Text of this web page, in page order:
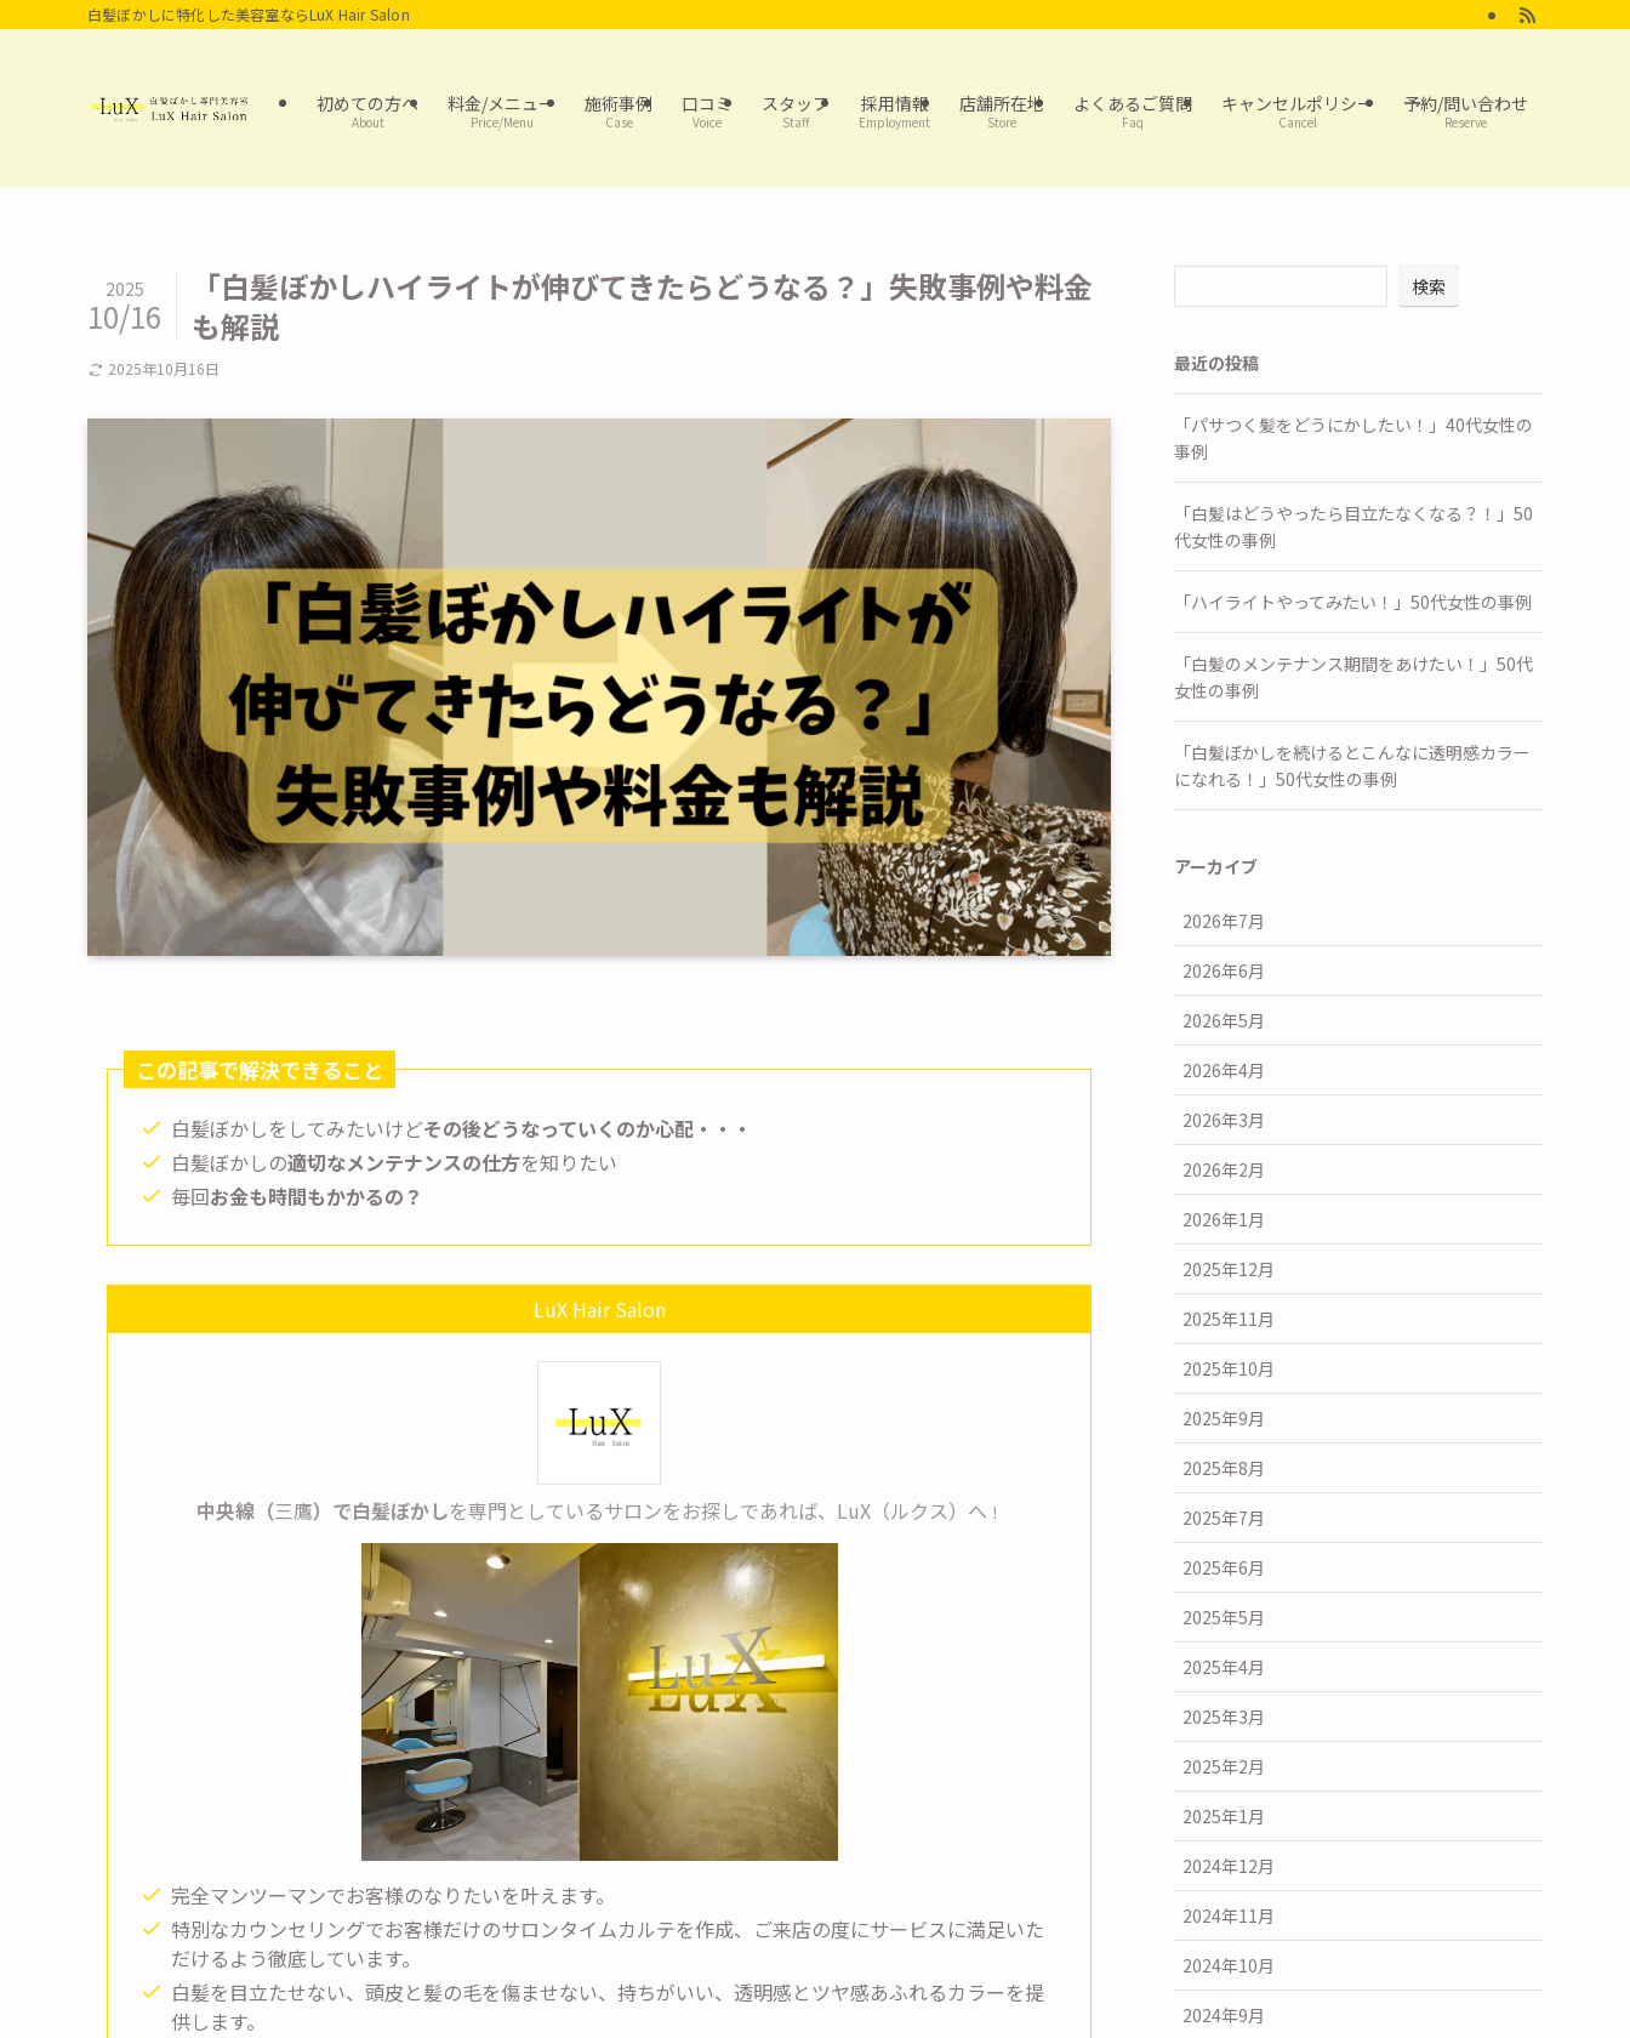
白髪ぼかしに特化した美容室ならLuX Hair Salon
初めての方へ
About
料金/メニュー
Price/Menu
施術事例
Case
口コミ
Voice
スタッフ
Staff
採用情報
Employment
店舗所在地
Store
よくあるご質問
Faq
キャンセルポリシー
Cancel
予約/問い合わせ
Reserve
「白髪ぼかしハイライトが伸びてきたらどうなる？」失敗事例や料金
も解説
2025
10/16
2025年10月16日
この記事で解決できること
白髪ぼかしをしてみたいけどその後どうなっていくのか心配・・・
白髪ぼかしの適切なメンテナンスの仕方を知りたい
毎回お金も時間もかかるの？
LuX Hair Salon
中央線（三鷹）で白髪ぼかしを専門としているサロンをお探しであれば、LuX（ルクス）へ ！
完全マンツーマンでお客様のなりたいを叶えます。
特別なカウンセリングでお客様だけのサロンタイムカルテを作成、ご来店の度にサービスに満足いた
だけるよう徹底しています。
白髪を目立たせない、頭皮と髪の毛を傷ませない、持ちがいい、透明感とツヤ感あふれるカラーを提
供します。
検索
最近の投稿
「パサつく髪をどうにかしたい！」40代女性の
事例
「白髪はどうやったら目立たなくなる？！」50
代女性の事例
「ハイライトやってみたい！」50代女性の事例
「白髪のメンテナンス期間をあけたい！」50代
女性の事例
「白髪ぼかしを続けるとこんなに透明感カラー
になれる！」50代女性の事例
アーカイブ
2026年7月
2026年6月
2026年5月
2026年4月
2026年3月
2026年2月
2026年1月
2025年12月
2025年11月
2025年10月
2025年9月
2025年8月
2025年7月
2025年6月
2025年5月
2025年4月
2025年3月
2025年2月
2025年1月
2024年12月
2024年11月
2024年10月
2024年9月